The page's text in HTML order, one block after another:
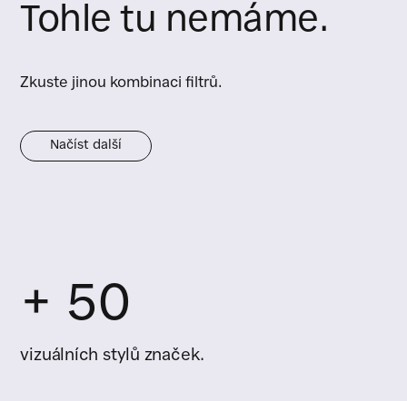
Tohle tu nemáme.
Zkuste jinou kombinaci filtrů.
Načíst další
+ 50
vizuálních stylů značek.